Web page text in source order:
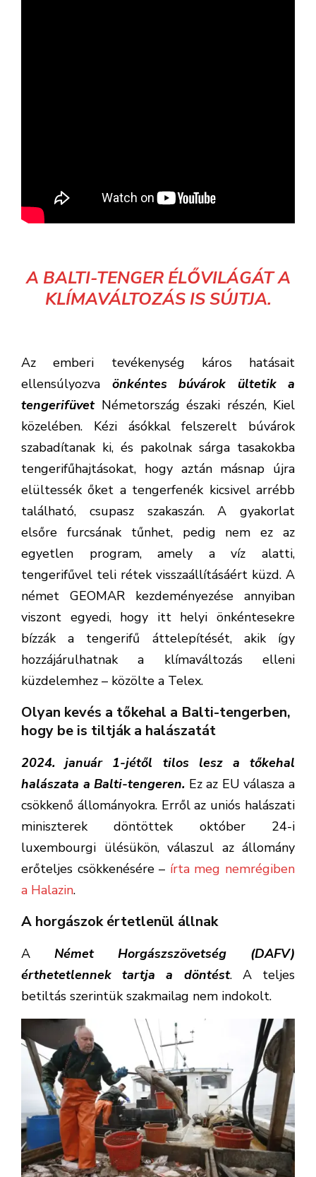
A BALTI-TENGER ÉLŐVILÁGÁT A
KLÍMAVÁLTOZÁS IS SÚJTJA.
Az emberi tevékenység káros hatásait
ellensúlyozva önkéntes búvárok ültetik a
tengerifüvet Németország északi részén, Kiel
közelében. Kézi ásókkal felszerelt búvárok
szabadítanak ki, és pakolnak sárga tasakokba
tengerifűhajtásokat, hogy aztán másnap újra
elültessék őket a tengerfenék kicsivel arrébb
található, csupasz szakaszán. A gyakorlat
elsőre furcsának tűnhet, pedig nem ez az
egyetlen program, amely a víz alatti,
tengerifűvel teli rétek visszaállításáért küzd. A
német GEOMAR kezdeményezése annyiban
viszont egyedi, hogy itt helyi önkéntesekre
bízzák a tengerifű áttelepítését, akik így
hozzájárulhatnak a klímaváltozás elleni
küzdelemhez – közölte a Telex.
Olyan kevés a tőkehal a Balti-tengerben,
hogy be is tiltják a halászatát
2024. január 1-jétől tilos lesz a tőkehal
halászata a Balti-tengeren. Ez az EU válasza a
csökkenő állományokra. Erről az uniós halászati
miniszterek döntöttek október 24-i
luxembourgi ülésükön, válaszul az állomány
erőteljes csökkenésére – írta meg nemrégiben
a Halazin.
A horgászok értetlenül állnak
A Német Horgászszövetség (DAFV)
érthetetlennek tartja a döntést. A teljes
betiltás szerintük szakmailag nem indokolt.